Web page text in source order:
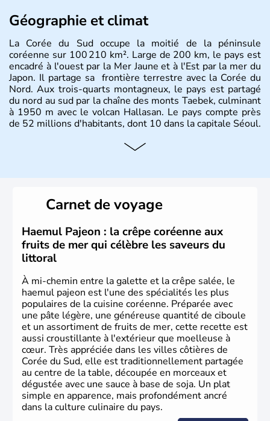
Géographie et climat
La Corée du Sud occupe la moitié de la péninsule
coréenne sur 100 210 km². Large de 200 km, le pays est
encadré à l'ouest par la Mer Jaune et à l'Est par la mer du
Japon. Il partage sa frontière terrestre avec la Corée du
Nord. Aux trois-quarts montagneux, le pays est partagé
du nord au sud par la chaîne des monts Taebek, culminant
à 1950 m avec le volcan Hallasan. Le pays compte près
de 52 millions d'habitants, dont 10 dans la capitale Séoul.
Histoire et administration
christianisme et le bouddhisme en sont les deux
principales religions. Ce pays partage sa culture avec la
Corée du Nord. Les Jeux Olympiques s’y sont déroulés en
1988, de même que la Coupe du Monde de football en
2002, en collaboration avec le Japon.
Carnet de voyage
Haemul Pajeon : la crêpe coréenne aux
fruits de mer qui célèbre les saveurs du
littoral
À mi-chemin entre la galette et la crêpe salée, le
haemul pajeon est l'une des spécialités les plus
populaires de la cuisine coréenne. Préparée avec
une pâte légère, une généreuse quantité de ciboule
et un assortiment de fruits de mer, cette recette est
aussi croustillante à l'extérieur que moelleuse à
cœur. Très appréciée dans les villes côtières de
Corée du Sud, elle est traditionnellement partagée
au centre de la table, découpée en morceaux et
dégustée avec une sauce à base de soja. Un plat
simple en apparence, mais profondément ancré
dans la culture culinaire du pays.